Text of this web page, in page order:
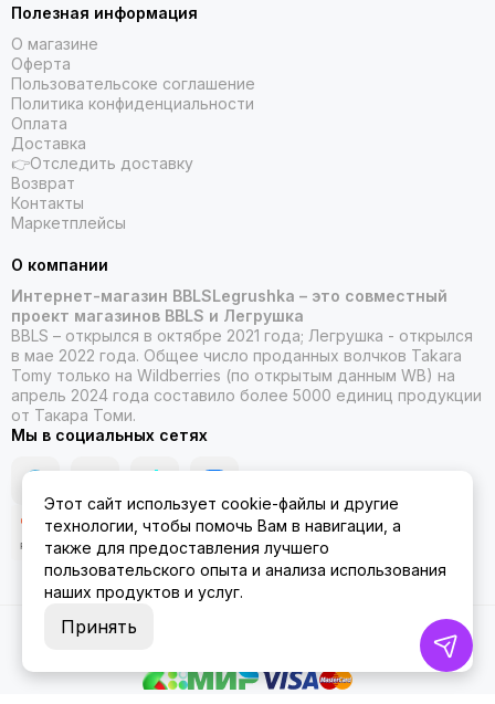
Полезная информация
О магазине
Оферта
Пользовательсоке соглашение
Политика конфиденциальности
Оплата
Доставка
👉Отследить доставку
Возврат
Контакты
Маркетплейсы
О компании
Интернет-магазин BBLSLegrushka – это совместный
проект магазинов BBLS и Легрушка
BBLS – открылся в октябре 2021 года; Легрушка - открылся
в мае 2022 года. Общее число проданных волчков Takara
Tomy только на Wildberries (по открытым данным WB) на
апрель 2024 года составило более 5000 единиц продукции
от Такара Томи.
Мы в социальных сетях
2026 © ББЛСЛегрушка.
Этот сайт использует cookie-файлы и другие
технологии, чтобы помочь Вам в навигации, а
также для предоставления лучшего
пользовательского опыта и анализа использования
наших продуктов и услуг.
Принять